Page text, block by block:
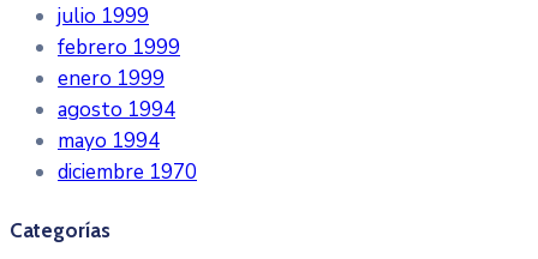
julio 1999
febrero 1999
enero 1999
agosto 1994
mayo 1994
diciembre 1970
Categorías